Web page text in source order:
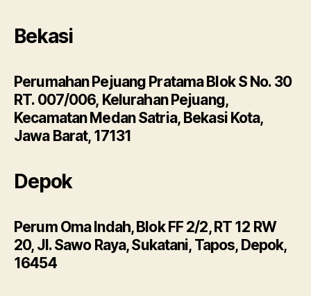
Bekasi
Perumahan Pejuang Pratama Blok S No. 30
RT. 007/006, Kelurahan Pejuang,
Kecamatan Medan Satria, Bekasi Kota,
Jawa Barat, 17131
Depok
Perum Oma Indah, Blok FF 2/2, RT 12 RW
20, Jl. Sawo Raya, Sukatani, Tapos, Depok,
16454